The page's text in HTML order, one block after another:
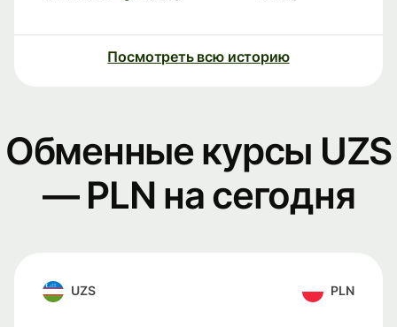
Посмотреть всю историю
Обменные курсы UZS
— PLN на сегодня
UZS PLN